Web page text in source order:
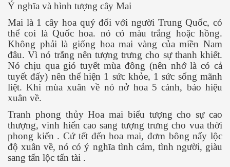
Ý nghĩa và hình tượng cây Mai
Mai là 1 cây hoa quý đối với người Trung Quốc, có
thể coi là Quốc hoa. nó có màu trắng hoặc hồng.
Không phải là giống hoa mai vàng của miền Nam
đâu. Vì nó trắng nên tượng trưng cho sự thanh khiết.
Nó chịu qua gió tuyết mùa đông (nên nhớ là có cả
tuyết đấy) nên thể hiện 1 sức khỏe, 1 sức sống mãnh
liệt. Khi mùa xuân về nó nở hoa 5 cánh, báo hiệu
xuân về.
Tranh phong thủy Hoa mai biểu tượng cho sự cao
thượng, vinh hiển cao sang tượng trưng cho vua thời
phong kiến . Cứ tết đến hoa mai, đơm bông nẩy lộc
độ xuân về, nó có ý nghĩa tình cảm, tình người, giàu
sang tấn lộc tấn tài .